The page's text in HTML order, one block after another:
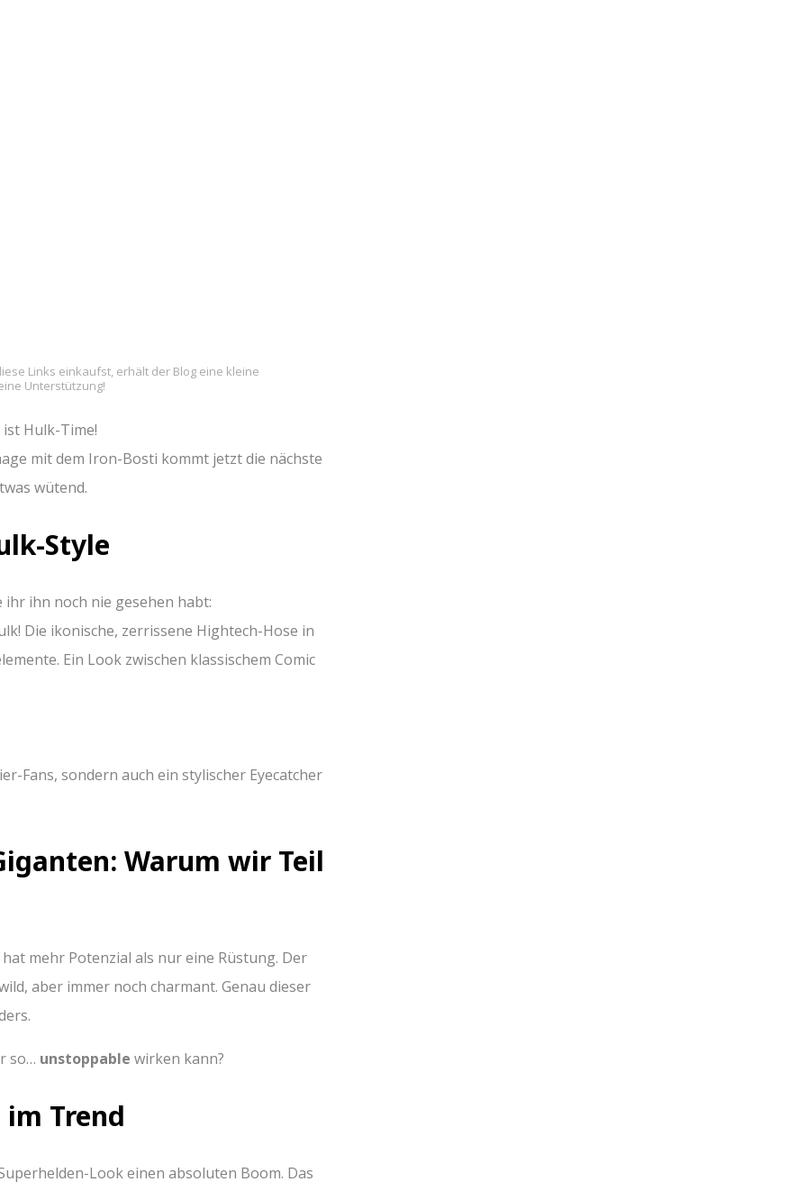
Links einkaufst, erhält der Blog eine kleine
Unterstützung!
Hulk-Time!
mit dem Iron-Bosti kommt jetzt die nächste
wütend.
Style
ihn noch nie gesehen habt:
Die ikonische, zerrissene Hightech-Hose in
Ein Look zwischen klassischem Comic
Fans, sondern auch ein stylischer Eyecatcher
Warum wir Teil
mehr Potenzial als nur eine Rüstung. Der
aber immer noch charmant. Genau dieser
so… unstoppable wirken kann?
Trend
Look einen absoluten Boom. Das